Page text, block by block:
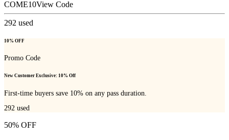
COME10View Code
292 used
10% OFF
Promo Code
New Customer Exclusive: 10% Off
First-time buyers save 10% on any pass duration.
292 used
50% OFF